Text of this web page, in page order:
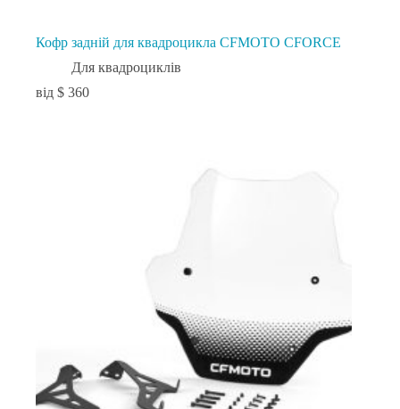
Кофр задній для квадроцикла CFMOTO CFORCE
Для квадроциклів
$ 360